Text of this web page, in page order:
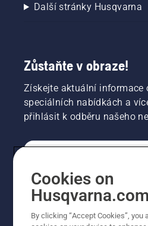
Další stránky Husqvarna
Zůstaňte v obraze!
Získejte aktuální informace
speciálních nabídkách a
přihlásit k odběru našeho
Cookies on
Husqvarna.com
By clicking “Accept Cookies”, you